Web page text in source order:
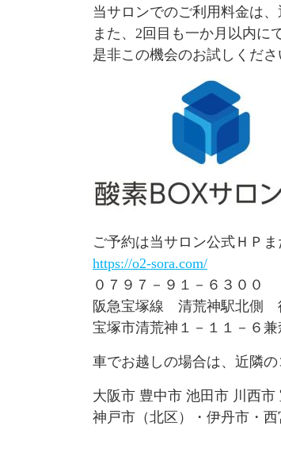
当サロンでのご利用料金は、
また、2回目も一か月以内に
是非この機会のお試しくださ
ご予約は当サロン公式ＨＰ
https://o2-sora.com/
０７９７－９１－６３００
阪急宝塚線 清荒神駅北側
宝塚市清荒神１－１１－６
車でお越しの場合は、近隣
大阪市 豊中市 池田市 川西
神戸市（北区）・伊丹市・